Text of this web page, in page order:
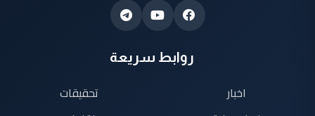
روابط سريعة
اخبار
تحقيقات